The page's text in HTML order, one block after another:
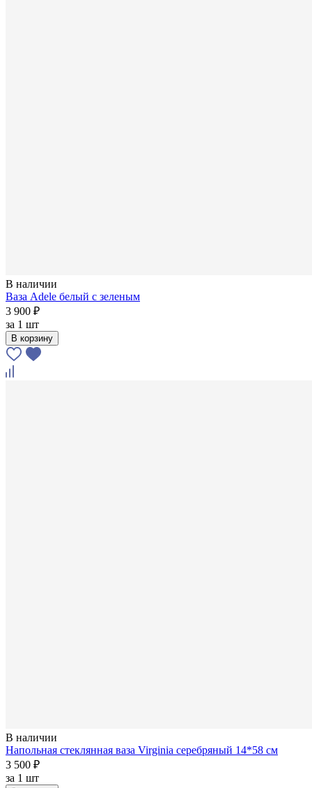
В наличии
Ваза Adele белый с зеленым
3 900 ₽
за 1 шт
В корзину
В наличии
Напольная стеклянная ваза Virginia серебряный 14*58 см
3 500 ₽
за 1 шт